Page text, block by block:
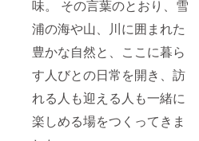
味。 その言葉のとおり、雪
浦の海や山、川に囲まれた
豊かな自然と、ここに暮ら
す人びとの日常を開き、訪
れる人も迎える人も一緒に
楽しめる場をつくってきま